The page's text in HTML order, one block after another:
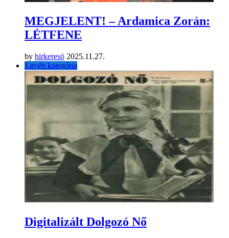
MEGJELENT! – Ardamica Zorán:
LÉTFENE
by hirkeresö 2025.11.27.
Egyéb kategória
Digitalizált Dolgozó Nő